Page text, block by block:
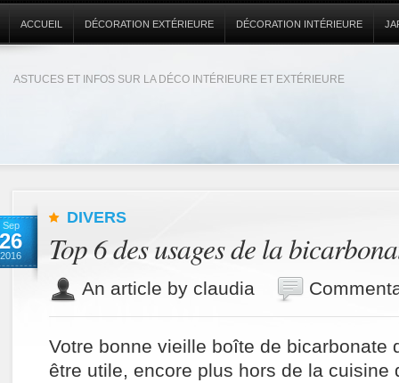
ASTUCES ET INFOS SUR LA DÉCO INTÉRIEURE ET EXTÉRIEURE
ACCUEIL DÉCORATION EXTÉRIEURE DÉCORATION INTÉRIEURE
Sep
26
2016
DIVERS
Top 6 des usages de la
An article by claudia
Votre bonne vieille boîte de bicarbonate
être utile, encore plus hors de la cuisine